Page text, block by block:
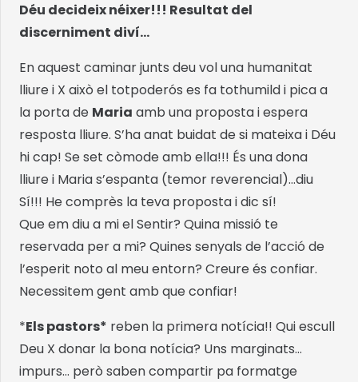
Déu decideix néixer!!! Resultat del
discerniment diví…
En aquest caminar junts deu vol una humanitat
lliure i X això el totpoderós es fa tothumild i pica a
la porta de Maria amb una proposta i espera
resposta lliure. S’ha anat buidat de si mateixa i Déu
hi cap! Se set còmode amb ella!!! És una dona
lliure i Maria s’espanta (temor reverencial)…diu
Sí!!! He comprès la teva proposta i dic sí!
Que em diu a mi el Sentir? Quina missió te
reservada per a mi? Quines senyals de l’acció de
l’esperit noto al meu entorn? Creure és confiar.
Necessitem gent amb que confiar!
*Els pastors* reben la primera notícia!! Qui escull
Deu X donar la bona notícia? Uns marginats…
impurs… però saben compartir pa formatge